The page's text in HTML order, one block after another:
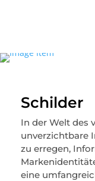
Schilder
In der Welt des
unverzichtbare
zu erregen,
eine